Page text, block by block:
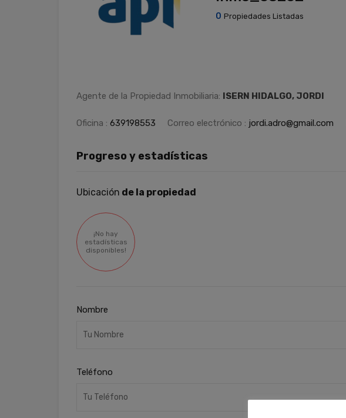
0 Propiedades Listadas
Agente de la Propiedad Inmobiliaria: ISERN HIDALGO, JORDI
Oficina : 639198553 Correo electrónico : jordi.adro@gmail.com
Progreso y estadísticas
Ubicación de la propiedad
¡No hay
estadísticas
disponibles!
Nombre
Teléfono